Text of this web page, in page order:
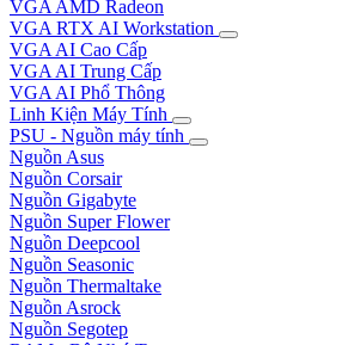
VGA AMD Radeon
VGA RTX AI Workstation
VGA AI Cao Cấp
VGA AI Trung Cấp
VGA AI Phổ Thông
Linh Kiện Máy Tính
PSU - Nguồn máy tính
Nguồn Asus
Nguồn Corsair
Nguồn Gigabyte
Nguồn Super Flower
Nguồn Deepcool
Nguồn Seasonic
Nguồn Thermaltake
Nguồn Asrock
Nguồn Segotep